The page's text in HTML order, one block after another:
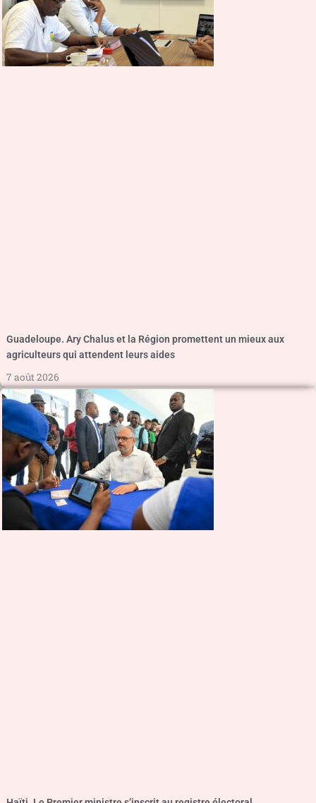
Guadeloupe. Ary Chalus et la Région promettent un mieux aux
agriculteurs qui attendent leurs aides
7 août 2026